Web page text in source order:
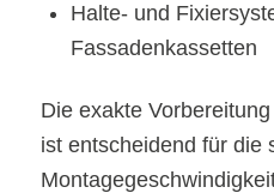
Halte- und
Fassadenkassetten
Die exakte
ist entscheidend für die